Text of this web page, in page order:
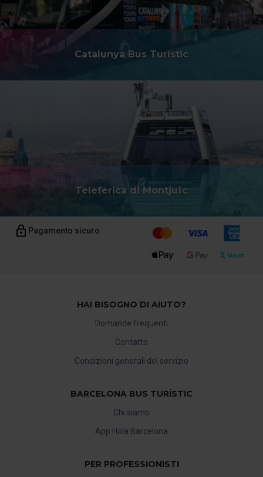
Catalunya Bus Turístic
Teleferica di Montjuïc
Pagamento sicuro
HAI BISOGNO DI AIUTO?
Domande frequenti
Contatto
Condizioni generali del servizio
BARCELONA BUS TURÍSTIC
Chi siamo
App Hola Barcelona
PER PROFESSIONISTI